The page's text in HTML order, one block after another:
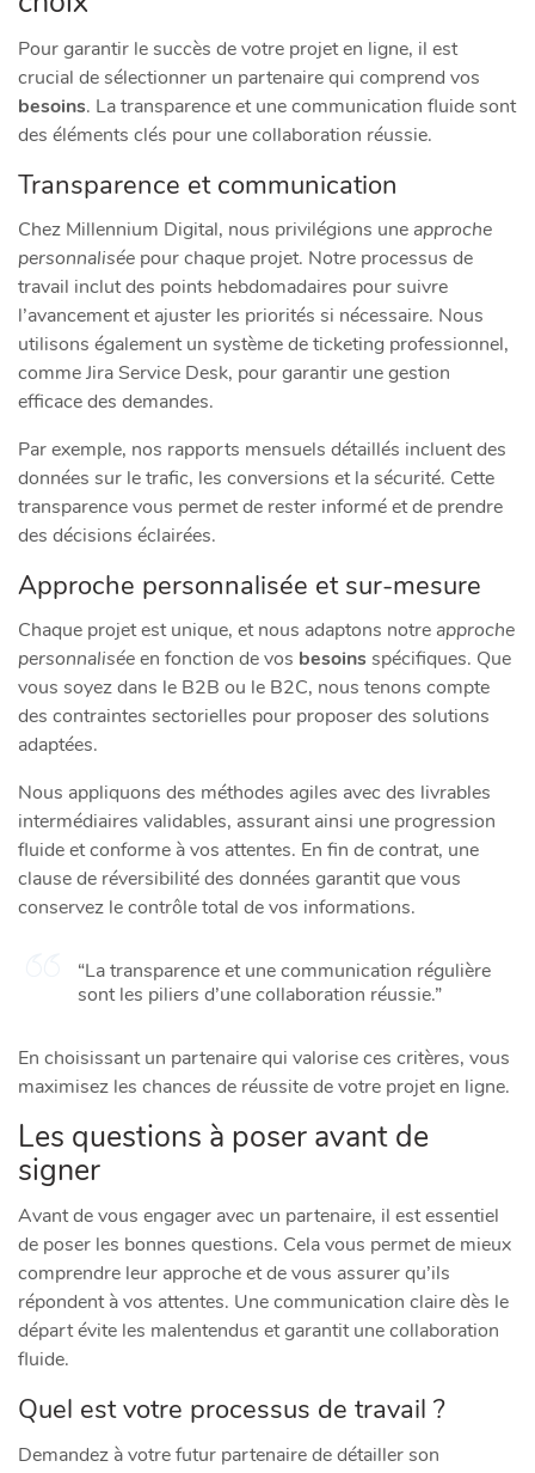
Pour garantir le succès de votre projet en ligne, il est
crucial de sélectionner un partenaire qui comprend vos
besoins. La transparence et une communication fluide sont
des éléments clés pour une collaboration réussie.
Transparence et communication
Chez Millennium Digital, nous privilégions uneapproche
personnalisée pour chaque projet. Notre processus de
travail inclut des points hebdomadaires pour suivre
l’avancement et ajuster les priorités si nécessaire. Nous
utilisons également un système de ticketing professionnel,
comme Jira Service Desk, pour garantir une gestion
efficace des demandes.
Par exemple, nos rapports mensuels détaillés incluent des
données sur le trafic, les conversions et la sécurité. Cette
transparence vous permet de rester informé et de prendre
des décisions éclairées.
Approche personnalisée et sur-mesure
Chaque projet est unique, et nous adaptons notreapproche
personnaliséeen fonction de vos besoinsspécifiques. Que
vous soyez dans le B2B ou le B2C, nous tenons compte
des contraintes sectorielles pour proposer des solutions
adaptées.
Nous appliquons des méthodes agiles avec des livrables
intermédiaires validables, assurant ainsi une progression
fluide et conforme à vos attentes. En fin de contrat, une
clause de réversibilité des données garantit que vous
conservez le contrôle total de vos informations.
“La transparence et une communication régulière
sont les piliers d’une collaboration réussie.”
En choisissant un partenaire qui valorise ces critères, vous
maximisez les chances de réussite de votre projet en ligne.
Les questions à poser avant de
signer
Avant de vous engager avec un partenaire, il est essentiel
de poser les bonnes questions. Cela vous permet de mieux
comprendre leur approche et de vous assurer qu’ils
répondent à vos attentes. Une communication claire dès le
départ évite les malentendus et garantit une collaboration
fluide.
Quel est votre processus de travail ?
Demandez à votre futur partenaire de détailler son